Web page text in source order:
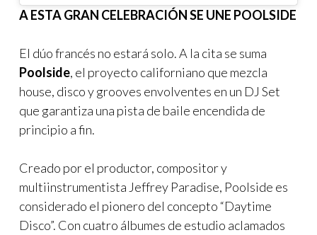
A ESTA GRAN CELEBRACIÓN SE UNE POOLSIDE
El dúo francés no estará solo. A la cita se suma
Poolside, el proyecto californiano que mezcla
house, disco y grooves envolventes en un DJ Set
que garantiza una pista de baile encendida de
principio a fin.
Creado por el productor, compositor y
multiinstrumentista Jeffrey Paradise, Poolside es
considerado el pionero del concepto “Daytime
Disco”. Con cuatro álbumes de estudio aclamados